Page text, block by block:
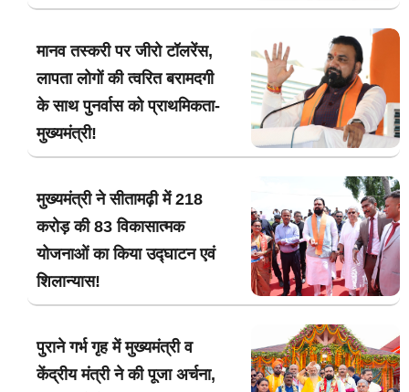
मानव तस्करी पर जीरो टॉलरेंस,
लापता लोगों की त्वरित बरामदगी
के साथ पुनर्वास को प्राथमिकता-
मुख्यमंत्री!
मुख्यमंत्री ने सीतामढ़ी में 218
करोड़ की 83 विकासात्मक
योजनाओं का किया उद्घाटन एवं
शिलान्यास!
पुराने गर्भ गृह में मुख्यमंत्री व
केंद्रीय मंत्री ने की पूजा अर्चना,